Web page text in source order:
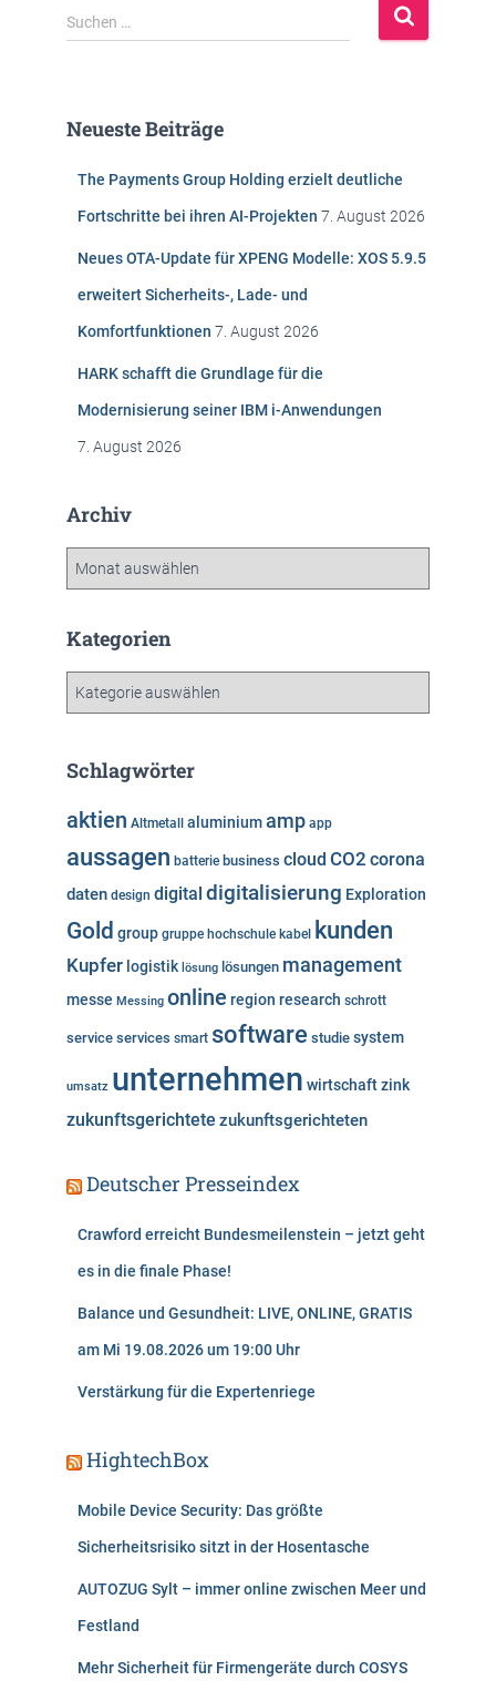
S
u
n
Suchen …
Neueste Beiträge
The Payments Group Holding erzielt deutliche
Fortschritte bei ihren AI-Projekten 7. August 2026
Neues OTA-Update für XPENG Modelle: XOS 5.9.5
erweitert Sicherheits-, Lade- und
Komfortfunktionen 7. August 2026
HARK schafft die Grundlage für die
Modernisierung seiner IBM i-Anwendungen
7. August 2026
Archiv
h
Kategorien
g
r
i
n
Schlagwörter
aktien Altmetall aluminiumamp app
aussagen batterie business cloud CO2 corona
daten design digital digitalisierung Exploration
Gold group gruppe hochschule kabel kunden
Kupfer logistik lösung lösungen management
messe Messing online region research schrott
service services smart software studie system
umsatz unternehmen wirtschaftzink
zukunftsgerichtete zukunftsgerichteten
Deutscher Presseindex
Crawford erreicht Bundesmeilenstein – jetzt geht
es in die finale Phase!
Balance und Gesundheit: LIVE, ONLINE, GRATIS
am Mi 19.08.2026 um 19:00 Uhr
Verstärkung für die Expertenriege
HightechBox
Mobile Device Security: Das größte
Sicherheitsrisiko sitzt in der Hosentasche
AUTOZUG Sylt – immer online zwischen Meer und
Festland
Mehr Sicherheit für Firmengeräte durch COSYS